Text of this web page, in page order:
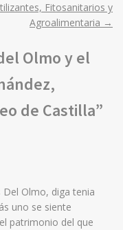
Fitosanitarios y
Agroalimentaria →
Olmo y el
de Castilla”
Olmo, diga tenia
uno se siente
patrimonio del que